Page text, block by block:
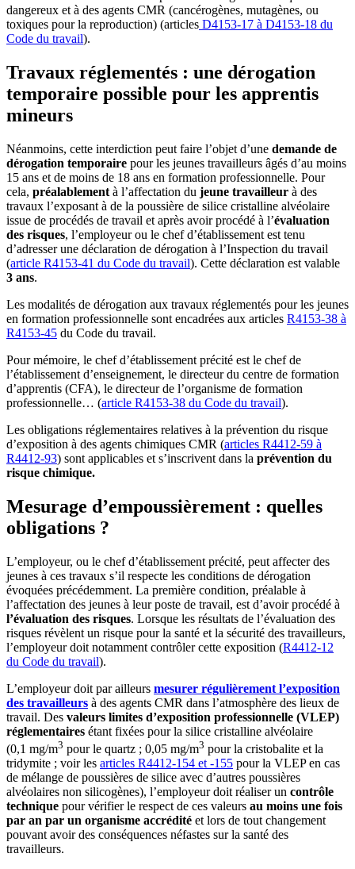
dangereux et à des agents CMR (cancérogènes, mutagènes, ou
toxiques pour la reproduction) (articles D4153-17 à D4153-18 du
Code du travail).
Travaux réglementés : une dérogation
temporaire possible pour les apprentis
mineurs
Néanmoins, cette interdiction peut faire l’objet d’une demande de
dérogation temporaire pour les jeunes travailleurs âgés d’au moins
15 ans et de moins de 18 ans en formation professionnelle. Pour
cela, préalablement à l’affectation du jeune travailleur à des
travaux l’exposant à de la poussière de silice cristalline alvéolaire
issue de procédés de travail et après avoir procédé à l’évaluation
des risques, l’employeur ou le chef d’établissement est tenu
d’adresser une déclaration de dérogation à l’Inspection du travail
(article R4153-41 du Code du travail). Cette déclaration est valable
3 ans.
Les modalités de dérogation aux travaux réglementés pour les jeunes
en formation professionnelle sont encadrées aux articles R4153-38 à
R4153-45 du Code du travail.
Pour mémoire, le chef d’établissement précité est le chef de
l’établissement d’enseignement, le directeur du centre de formation
d’apprentis (CFA), le directeur de l’organisme de formation
professionnelle… (article R4153-38 du Code du travail).
Les obligations réglementaires relatives à la prévention du risque
d’exposition à des agents chimiques CMR (articles R4412-59 à
R4412-93) sont applicables et s’inscrivent dans la prévention du
risque chimique.
Mesurage d’empoussièrement : quelles
obligations ?
L’employeur, ou le chef d’établissement précité, peut affecter des
jeunes à ces travaux s’il respecte les conditions de dérogation
évoquées précédemment. La première condition, préalable à
l’affectation des jeunes à leur poste de travail, est d’avoir procédé à
l’évaluation des risques. Lorsque les résultats de l’évaluation des
risques révèlent un risque pour la santé et la sécurité des travailleurs,
l’employeur doit notamment contrôler cette exposition (R4412-12
du Code du travail).
L’employeur doit par ailleurs mesurer régulièrement l’exposition
des travailleurs à des agents CMR dans l’atmosphère des lieux de
travail. Des valeurs limites d’exposition professionnelle (VLEP)
réglementaires étant fixées pour la silice cristalline alvéolaire
(0,1 mg/m3 pour le quartz ; 0,05 mg/m3 pour la cristobalite et la
tridymite ; voir les articles R4412-154 et -155 pour la VLEP en cas
de mélange de poussières de silice avec d’autres poussières
alvéolaires non silicogènes), l’employeur doit réaliser un contrôle
technique pour vérifier le respect de ces valeurs au moins une fois
par an par un organisme accrédité et lors de tout changement
pouvant avoir des conséquences néfastes sur la santé des
travailleurs.